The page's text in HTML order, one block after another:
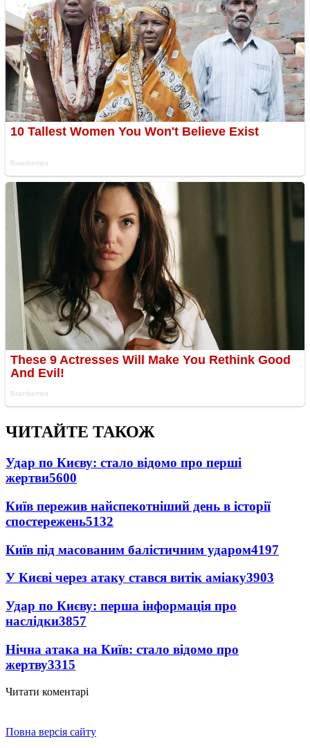
ЧИТАЙТЕ ТАКОЖ
Удар по Києву: стало відомо про перші
жертви5600
Київ пережив найспекотніший день в історії
спостережень5132
Київ під масованим балістичним ударом4197
У Києві через атаку стався витік аміаку3903
Удар по Києву: перша інформація про
наслідки3857
Нічна атака на Київ: стало відомо про
жертву3315
Читати коментарі
Повна версія сайту